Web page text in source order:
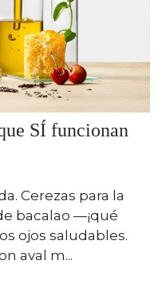
SÍ funcionan
Cerezas para la
bacalao —¡qué
ojos saludables.
aval m...